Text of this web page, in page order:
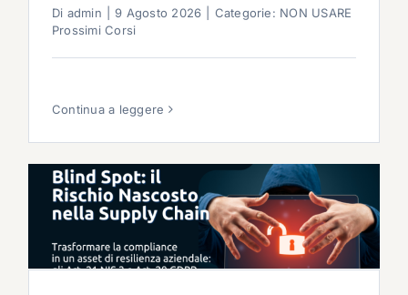
Di admin 9 Agosto 2026 Categorie: NON USARE
Prossimi Corsi
Continua a leggere